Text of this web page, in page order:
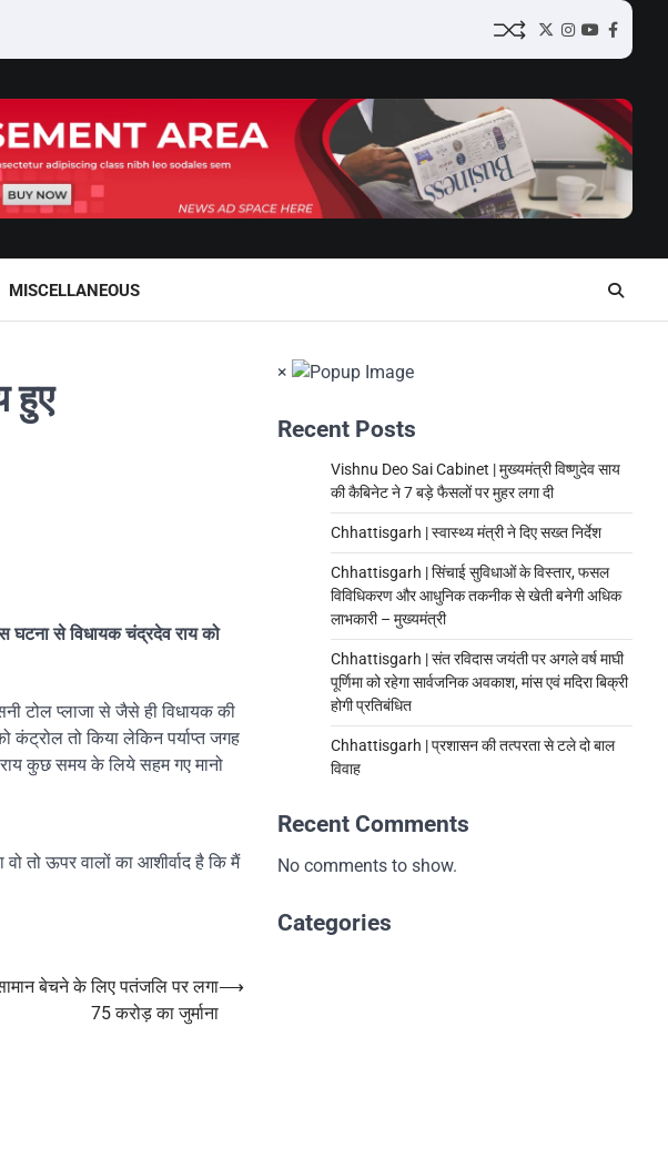
TwitterInstagram
YouTube
MISCELLANEOUS
हुए
घटना से विधायक चंद्रदेव राय को
टोल प्लाजा से जैसे ही विधायक की
कंट्रोल तो किया लेकिन पर्याप्त जगह
राय कुछ समय के लिये सहम गए मानो
तो ऊपर वालों का आशीर्वाद है कि मैं
बेचने के लिए पतंजलि पर लगा
75 करोड़ का जुर्माना
⟶
×
Recent Posts
Vishnu Deo Sai Cabinet | मुख्यमंत्री विष्णुदेव साय
की कैबिनेट ने 7 बड़े फैसलों पर मुहर लगा दी
Chhattisgarh | स्वास्थ्य मंत्री ने दिए सख्त निर्देश
Chhattisgarh | सिंचाई सुविधाओं के विस्तार, फसल
विविधिकरण और आधुनिक तकनीक से खेती बनेगी अधिक
लाभकारी – मुख्यमंत्री
Chhattisgarh | संत रविदास जयंती पर अगले वर्ष माघी
पूर्णिमा को रहेगा सार्वजनिक अवकाश, मांस एवं मदिरा बिक्री
होगी प्रतिबंधित
Chhattisgarh | प्रशासन की तत्परता से टले दो बाल
विवाह
Recent Comments
No comments to show.
Categories